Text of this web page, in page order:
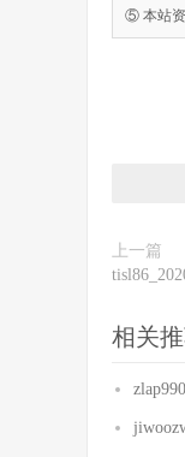
⑤ 本站资
上一篇
相关